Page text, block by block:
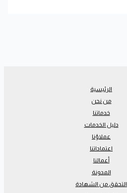
الرئيسية
من نحن
خدماتنا
دليل الخدمات
عملاؤنا
اعتماداتنا
أعمالنا
المدونة
التحقق من الشهادة